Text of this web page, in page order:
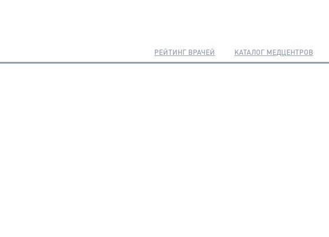
РЕЙТИНГ ВРАЧЕЙ КАТАЛОГ МЕДЦЕНТРОВ